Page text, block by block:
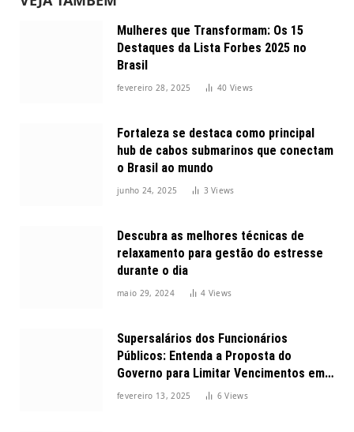
Mulheres que Transformam: Os 15
Destaques da Lista Forbes 2025 no
Brasil
fevereiro 28, 2025 40 Views
Fortaleza se destaca como principal
hub de cabos submarinos que conectam
o Brasil ao mundo
junho 24, 2025 3Views
Descubra as melhores técnicas de
relaxamento para gestão do estresse
durante o dia
maio 29, 2024 4 Views
Supersalários dos Funcionários
Públicos: Entenda a Proposta do
Governo para Limitar Vencimentos em
2025
fevereiro 13, 2025 6Views